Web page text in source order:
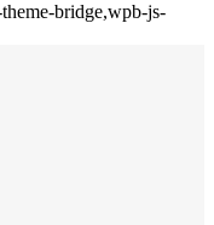
bridge,wpb-js-